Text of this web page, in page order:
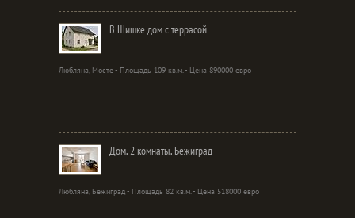
В Шишке дом с террасой
Любляна, Мосте - Площадь 109 кв.м. - Цена 890000 евро
Дом, 2 комнаты, Бежиград
Любляна, Бежиград - Площадь 82 кв.м. - Цена 518000 евро